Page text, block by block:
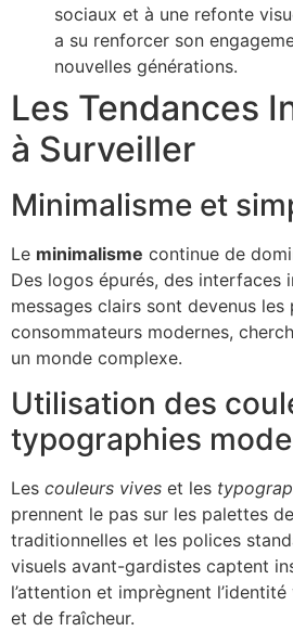
sociaux et à une refonte
a su renforcer son
nouvelles générations.
Les Tendances
à Surveiller
Minimalisme et
Le minimalisme continue de
Des logos épurés, des interfaces
messages clairs sont devenus les
consommateurs modernes,
un monde complexe.
Utilisation des
typographies
Les couleurs vives et les
prennent le pas sur les palettes
traditionnelles et les polices
visuels avant-gardistes captent
l’attention et imprègnent
et de fraîcheur.